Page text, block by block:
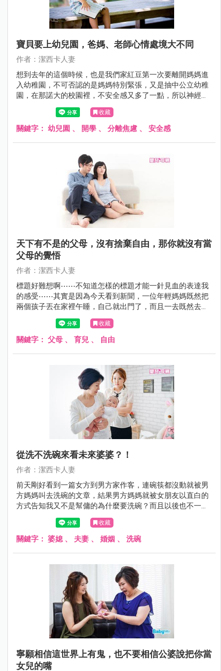
寶貝要上幼兒園，爸媽、老師心情處境大不同
作者：潔西卡人妻
想到去年的這個時候，也是我們家紅豆第一次要離開媽媽進
入幼稚園，不可否認的是媽媽特別緊張，又是抽中公立幼稚
園，在那諾大的校園裡，不安全感又多了一點，所以神經質
媽媽在下我甚至還去辦了兒童手錶的電話，具有接聽定位跟
監聽的功能。
收藏
關鍵字： 幼兒園 、 開學 、 分離焦慮 、 安全感
天下有不是的父母，沒有捨棄自由，那你就沒有當
父母的覺悟
作者：潔西卡人妻
標題好難想啊⋯⋯不知道怎樣的標題才能一針見血的表達我
的感受⋯⋯其實是因為今天看到新聞，一位年輕媽媽既然把
兩個孩子丟在家裡午睡，自己就出門了，而且一去既然去四
個鐘頭因而發生憾事....我簡直覺得太不可思議了...
收藏
關鍵字： 父母 、 育兒 、 自由
從洗不洗碗來看未來婆婆？！
作者：潔西卡人妻
前天剛好看到一篇女方到男方家作客，連碗筷都沒動就被男
方媽媽叫去洗碗的文章，結果男方媽媽就被女朋友以直白的
方式告知我又不是幫傭的為什麼要洗碗？而且以後也不一定
嫁給你兒子？！女生美式作風比較直接、家裡也比男方有
錢，當然就引發了各方的論戰。
收藏
關鍵字： 婆媳 、 夫妻 、 婚姻 、 洗碗
寧願相信這世界上有鬼，也不要相信公婆說把你當
女兒的嘴